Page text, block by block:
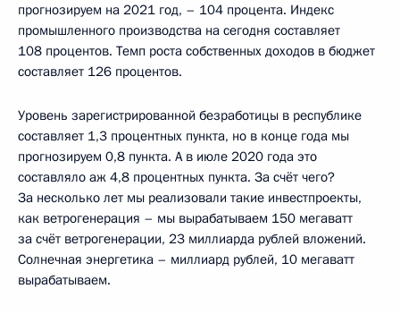
прогнозируем на 2021 год, – 104 процента. Индекс
промышленного производства на сегодня составляет
108 процентов. Темп роста собственных доходов в бюджет
составляет 126 процентов.
Уровень зарегистрированной безработицы в республике
составляет 1,3 процентных пункта, но в конце года мы
прогнозируем 0,8 пункта. А в июле 2020 года это
составляло аж 4,8 процентных пункта. За счёт чего?
За несколько лет мы реализовали такие инвестпроекты,
как ветрогенерация – мы вырабатываем 150 мегаватт
за счёт ветрогенерации, 23 миллиарда рублей вложений.
Солнечная энергетика – миллиард рублей, 10 мегаватт
вырабатываем.